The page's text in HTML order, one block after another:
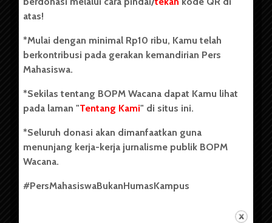
Copyright © 2023. All rights reserved BOPM WACANA.
Badan Otonom Pers Mahasiswa (BOPM) Wacana merupakan
pers mahasiswa yang berdiri di luar kampus dan dikelola
(USU). Sebelumnya BOPM Wacana merupakan salah satu
Unit Kegiatan Mahasiswa (UKM) di Universitas Sumatera
berdiri pada 1 Juli 1995.
Tentang Kami
atas!
*Mulai dengan minimal Rp10 ribu, Kamu telah
berkontribusi pada gerakan kemandirian Pers
Mahasiswa.
*Sekilas tentang BOPM Wacana dapat Kamu lihat
pada laman "Tentang Kami" di situs ini.
*Seluruh donasi akan dimanfaatkan guna
menunjang kerja-kerja jurnalisme publik BOPM
Wacana.
#PersMahasiswaBukanHumasKampus